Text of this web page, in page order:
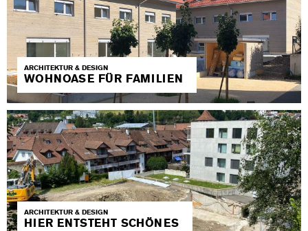
ARCHITEKTUR & DESIGN
WOHNOASE FÜR FAMILIEN
ARCHITEKTUR & DESIGN
HIER ENTSTEHT SCHÖNES